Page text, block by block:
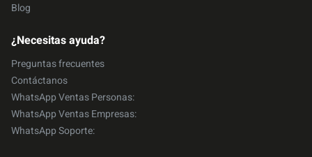
Blog
¿Necesitas ayuda?
Preguntas frecuentes
Contáctanos
WhatsApp Ventas Personas:
WhatsApp Ventas Empresas:
WhatsApp Soporte: